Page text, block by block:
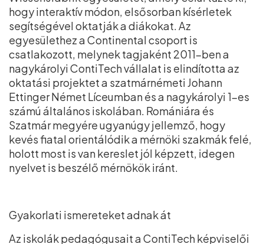
hogy interaktív módon, elsősorban kísérletek
segítségével oktatják a diákokat. Az
egyesülethez a Continental csoport is
csatlakozott, melynek tagjaként 2011-ben a
nagykárolyi ContiTech vállalat is elindította az
oktatási projektet a szatmárnémeti Johann
Ettinger Német Líceumban és a nagykárolyi 1-es
számú általános iskolában. Romániára és
Szatmár megyére ugyanúgy jellemző, hogy
kevés fiatal orientálódik a mérnöki szakmák felé,
holott most is van kereslet jól képzett, idegen
nyelvet is beszélő mérnökök iránt.
Gyakorlati ismereteket adnak át
Az iskolák pedagógusait a ContiTech képviselői